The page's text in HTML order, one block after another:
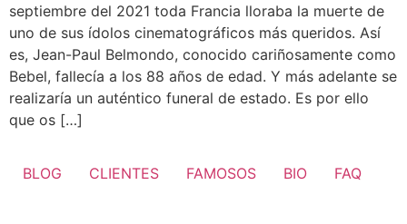
septiembre del 2021 toda Francia lloraba la muerte de
uno de sus ídolos cinematográficos más queridos. Así
es, Jean-Paul Belmondo, conocido cariñosamente como
Bebel, fallecía a los 88 años de edad. Y más adelante se
realizaría un auténtico funeral de estado. Es por ello
que os […]
BLOG CLIENTES FAMOSOS BIO FAQ